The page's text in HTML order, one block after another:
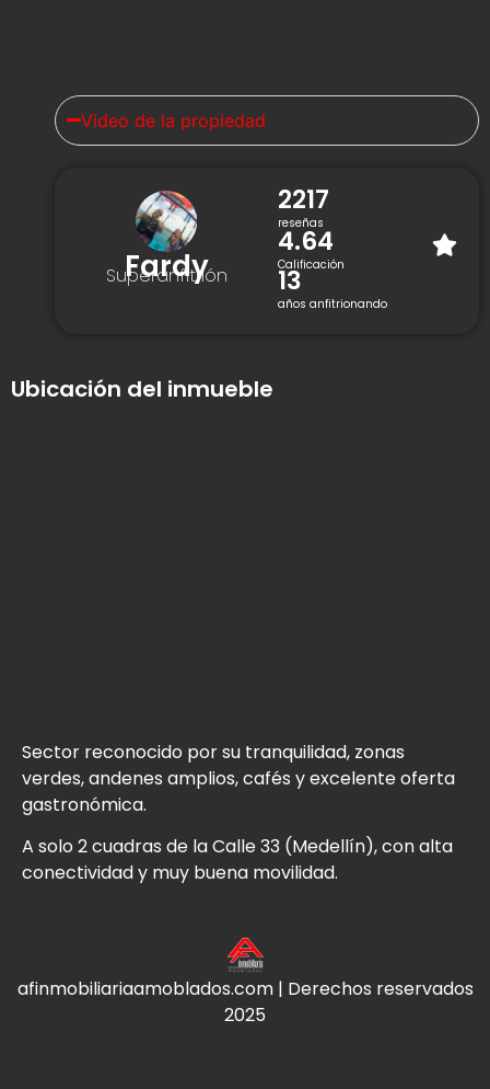
Video de la propiedad
Fardy
Superanfitrión
2217
reseñas
4.64
Calificación
13
años anfitrionando
Ubicación del inmueble
Sector reconocido por su tranquilidad, zonas
verdes, andenes amplios, cafés y excelente oferta
gastronómica.
A solo 2 cuadras de la Calle 33 (Medellín), con alta
conectividad y muy buena movilidad.
afinmobiliariaamoblados.com | Derechos reservados
2025